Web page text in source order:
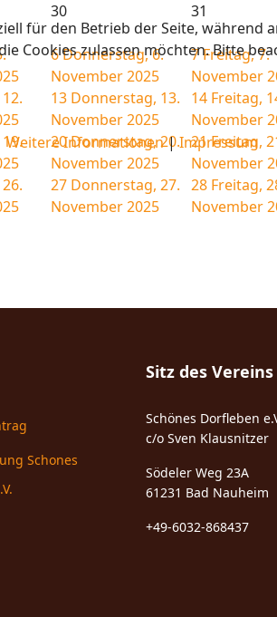
30 31
6Donnerstag, 6.
November 2025
7Freitag, 7.
November
13 Donnerstag, 13.
November 2025
14 Freitag,
November
20Donnerstag, 20.
November 2025
21 Freitag,
November
27 Donnerstag, 27.
November 2025
28 Freitag,
November
Schones
Sitz des Vereins
Schönes Dorfleben
c/o Sven Klausnitzer
Södeler Weg 23A
61231 Bad Nauheim
+49-6032-868437
für den Betrieb der Seite,
Cookies zulassen möchten. Bitte
Weitere Informationen|Impressum